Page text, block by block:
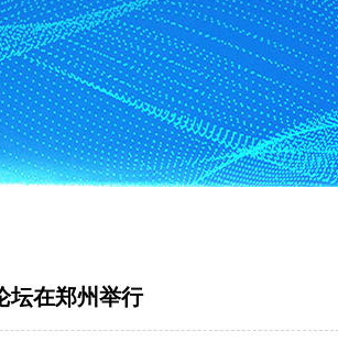
坛在郑州举行